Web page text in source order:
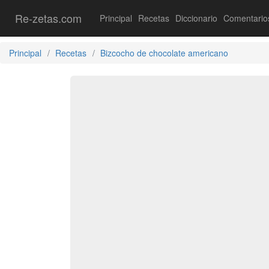
Re-zetas.com Principal Recetas Diccionario
Principal Recetas Bizcocho de chocolate americano